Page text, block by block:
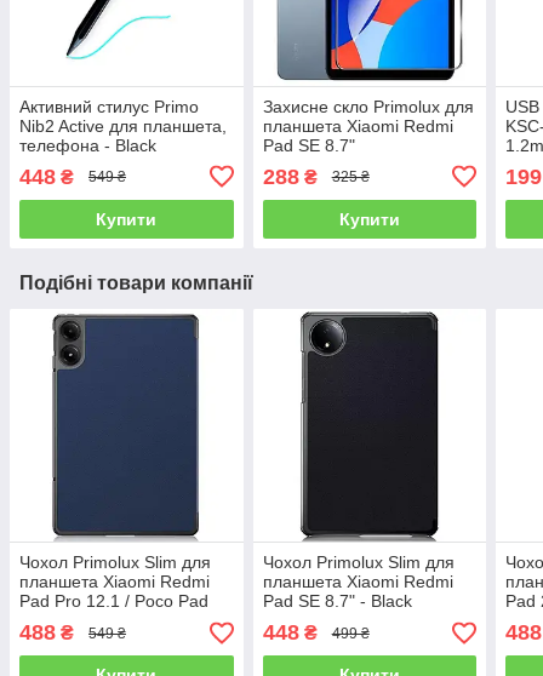
Активний стилус Primo
Nib2 Active для планшета,
телефона - Black
448 ₴ 549 ₴
Купити
Захисне скло Primolux для
планшета Xiaomi Redmi
Pad SE 8.7"
288₴ 325 ₴
Купити
199
Подібні товари компанії
Чохол Primolux Slim для
планшета Xiaomi Redmi
Pad Pro 12.1 / Poco Pad
12.1" - Dark Blue
488 ₴ 549 ₴
Чохол Primolux Slim для
планшета Xiaomi Redmi
Pad SE 8.7" - Black
448₴ 499 ₴
Pad
488